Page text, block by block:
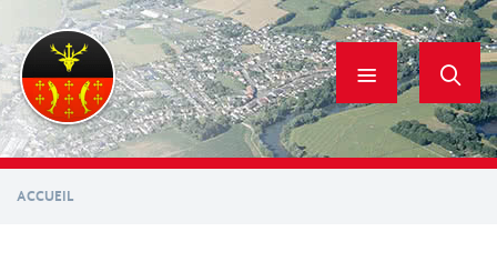
contenu
principal
ACCUEIL